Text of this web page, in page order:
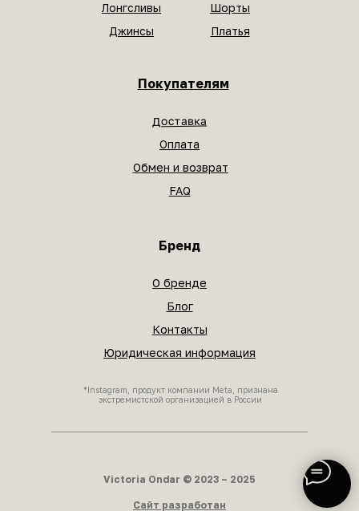
Лонгсливы
Платья
Покупателям
Доставка
Оплата
Обмен и возврат
FAQ
Бренд
О бренде
Блог
Контакты
Юридическая информация
*Instagram, продукт компании Meta, признана
экстремистской организацией в России
Сайт разработан
Victoria Ondar © 2023 – 2025
Джинсы
Шорты